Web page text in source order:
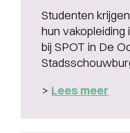
Studenten
hun
bij SPOT in De
> Lees meer